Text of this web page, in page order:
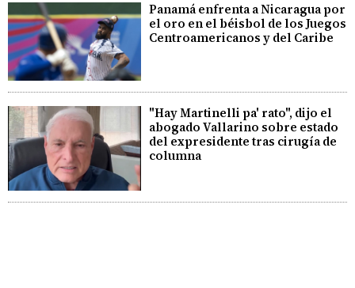
Panamá enfrenta a Nicaragua por
el oro en el béisbol de los Juegos
Centroamericanos y del Caribe
"Hay Martinelli pa' rato", dijo el
abogado Vallarino sobre estado
del expresidente tras cirugía de
columna